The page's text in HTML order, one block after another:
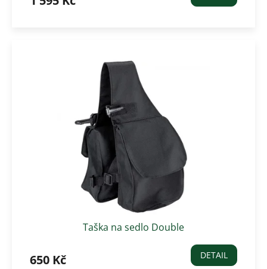
Taška na sedlo Double
650 Kč DETAIL